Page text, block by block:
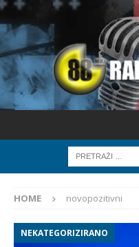
HOME novopozitivni
NEKATEGORIZIRANO